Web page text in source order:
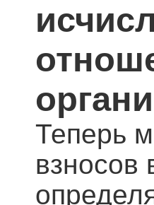
Теперь
взносов